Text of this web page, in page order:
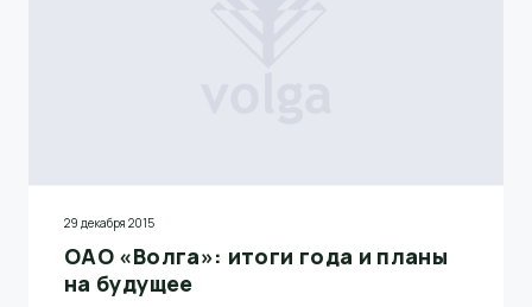
29 декабря 2015
ОАО «Волга»: итоги года и планы
на будущее